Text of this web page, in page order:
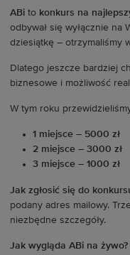
ABito konkurs na
odbywał się wyłącznie na
dziesiątkę –otrzymaliśmy
Dlatego jeszcze bardziej
biznesowe i możliwość
W tym roku
1 miejsce – 5000 zł
2 miejsce – 3000 zł
3 miejsce – 1000 zł
Jak zgłosić się do
podany adres mailowy.
niezbędne szczegóły.
Jak wygląda ABi na żywo?